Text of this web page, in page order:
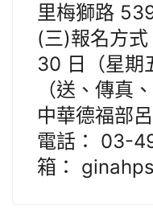
里梅獅路
(三)報名方
30 日（星期
（送、傳真
中華德福部
電話： 03-
箱：